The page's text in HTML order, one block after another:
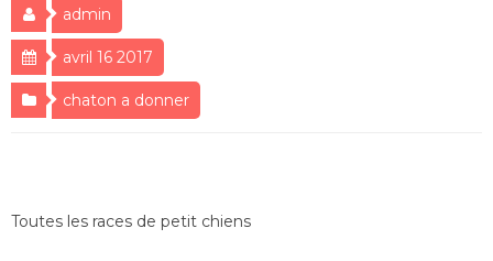
admin
avril 16 2017
chaton a donner
Toutes les races de petit chiens